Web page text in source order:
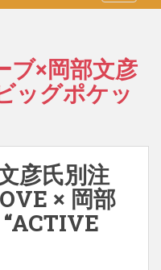
ブ×岡部文彦
ッグポケッ
彦氏別注
× 岡部